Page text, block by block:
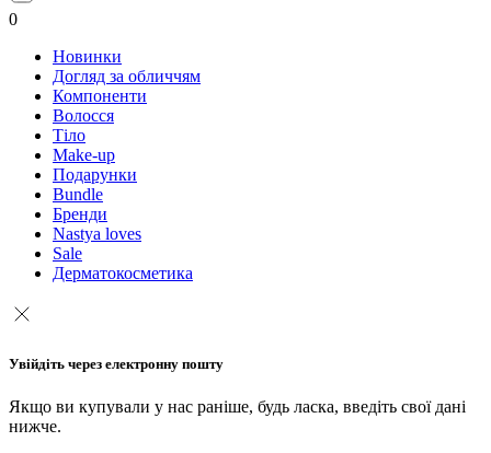
0
Новинки
Догляд за обличчям
Компоненти
Волосся
Тіло
Make-up
Подарунки
Bundle
Бренди
Nastya loves
Sale
Дерматокосметика
Увійдіть через електронну пошту
Якщо ви купували у нас раніше, будь ласка, введіть свої дані
нижче.